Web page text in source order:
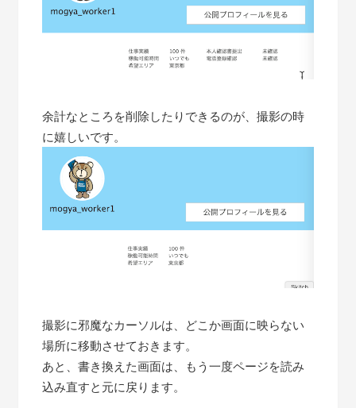
余計なところを削除したりできるのが、撮影の時
に嬉しいです。
撮影に邪魔なカーソルは、どこか画面に映らない
場所に移動させておきます。
あと、書き換えた画面は、もう一度ページを読み
込み直すと元に戻ります。